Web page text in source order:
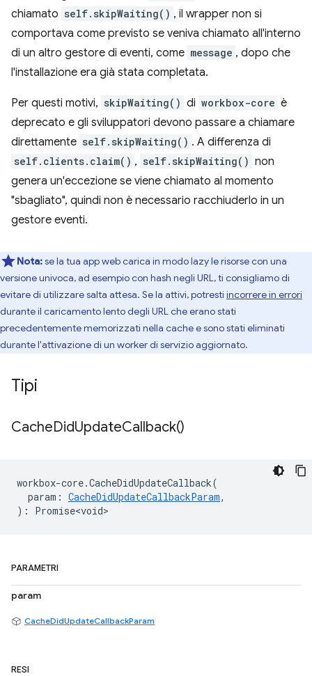
chiamato self.skipWaiting() , il wrapper non si
comportava come previsto se veniva chiamato all'interno
di un altro gestore di eventi, come message , dopo che
l'installazione era già stata completata.
Per questi motivi, skipWaiting() di workbox-core è
deprecato e gli sviluppatori devono passare a chiamare
direttamente self.skipWaiting() . A differenza di
self.clients.claim() , self.skipWaiting() non
genera un'eccezione se viene chiamato al momento
"sbagliato", quindi non è necessario racchiuderlo in un
gestore eventi.
Nota:se la tua app web carica in modo lazy le risorse con una
versione univoca, ad esempio con hash negli URL, ti consigliamo di
evitare di utilizzare salta attesa. Se la attivi, potresti incorrere in errori
durante il caricamento lento degli URL che erano stati
precedentemente memorizzati nella cache e sono stati eliminati
durante l'attivazione di un worker di servizio aggiornato.
Tipi
CacheDidUpdateCallback()
workbox-core.CacheDidUpdateCallback(
param : CacheDidUpdateCallbackParam,
) : Promise<void>
PARAMETRI
param
CacheDidUpdateCallbackParam
RESI